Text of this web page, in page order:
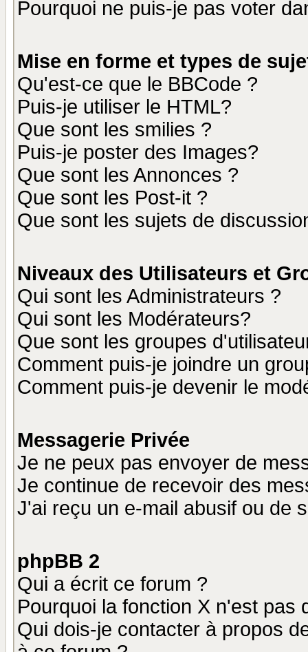
Pourquoi ne puis-je pas voter
Mise en forme et types de
Qu'est-ce que le BBCode ?
Puis-je utiliser le HTML?
Que sont les smilies ?
Puis-je poster des Images?
Que sont les Annonces ?
Que sont les Post-it ?
Que sont les sujets de
Niveaux des Utilisateurs et
Qui sont les Administrateurs ?
Qui sont les Modérateurs?
Que sont les groupes
Comment puis-je joindre un
Comment puis-je devenir le
Messagerie Privée
Je ne peux pas envoyer de
Je continue de recevoir des
J'ai reçu un e-mail abusif ou de
phpBB 2
Qui a écrit ce forum ?
Pourquoi la fonction X n'est pas
Qui dois-je contacter à propos